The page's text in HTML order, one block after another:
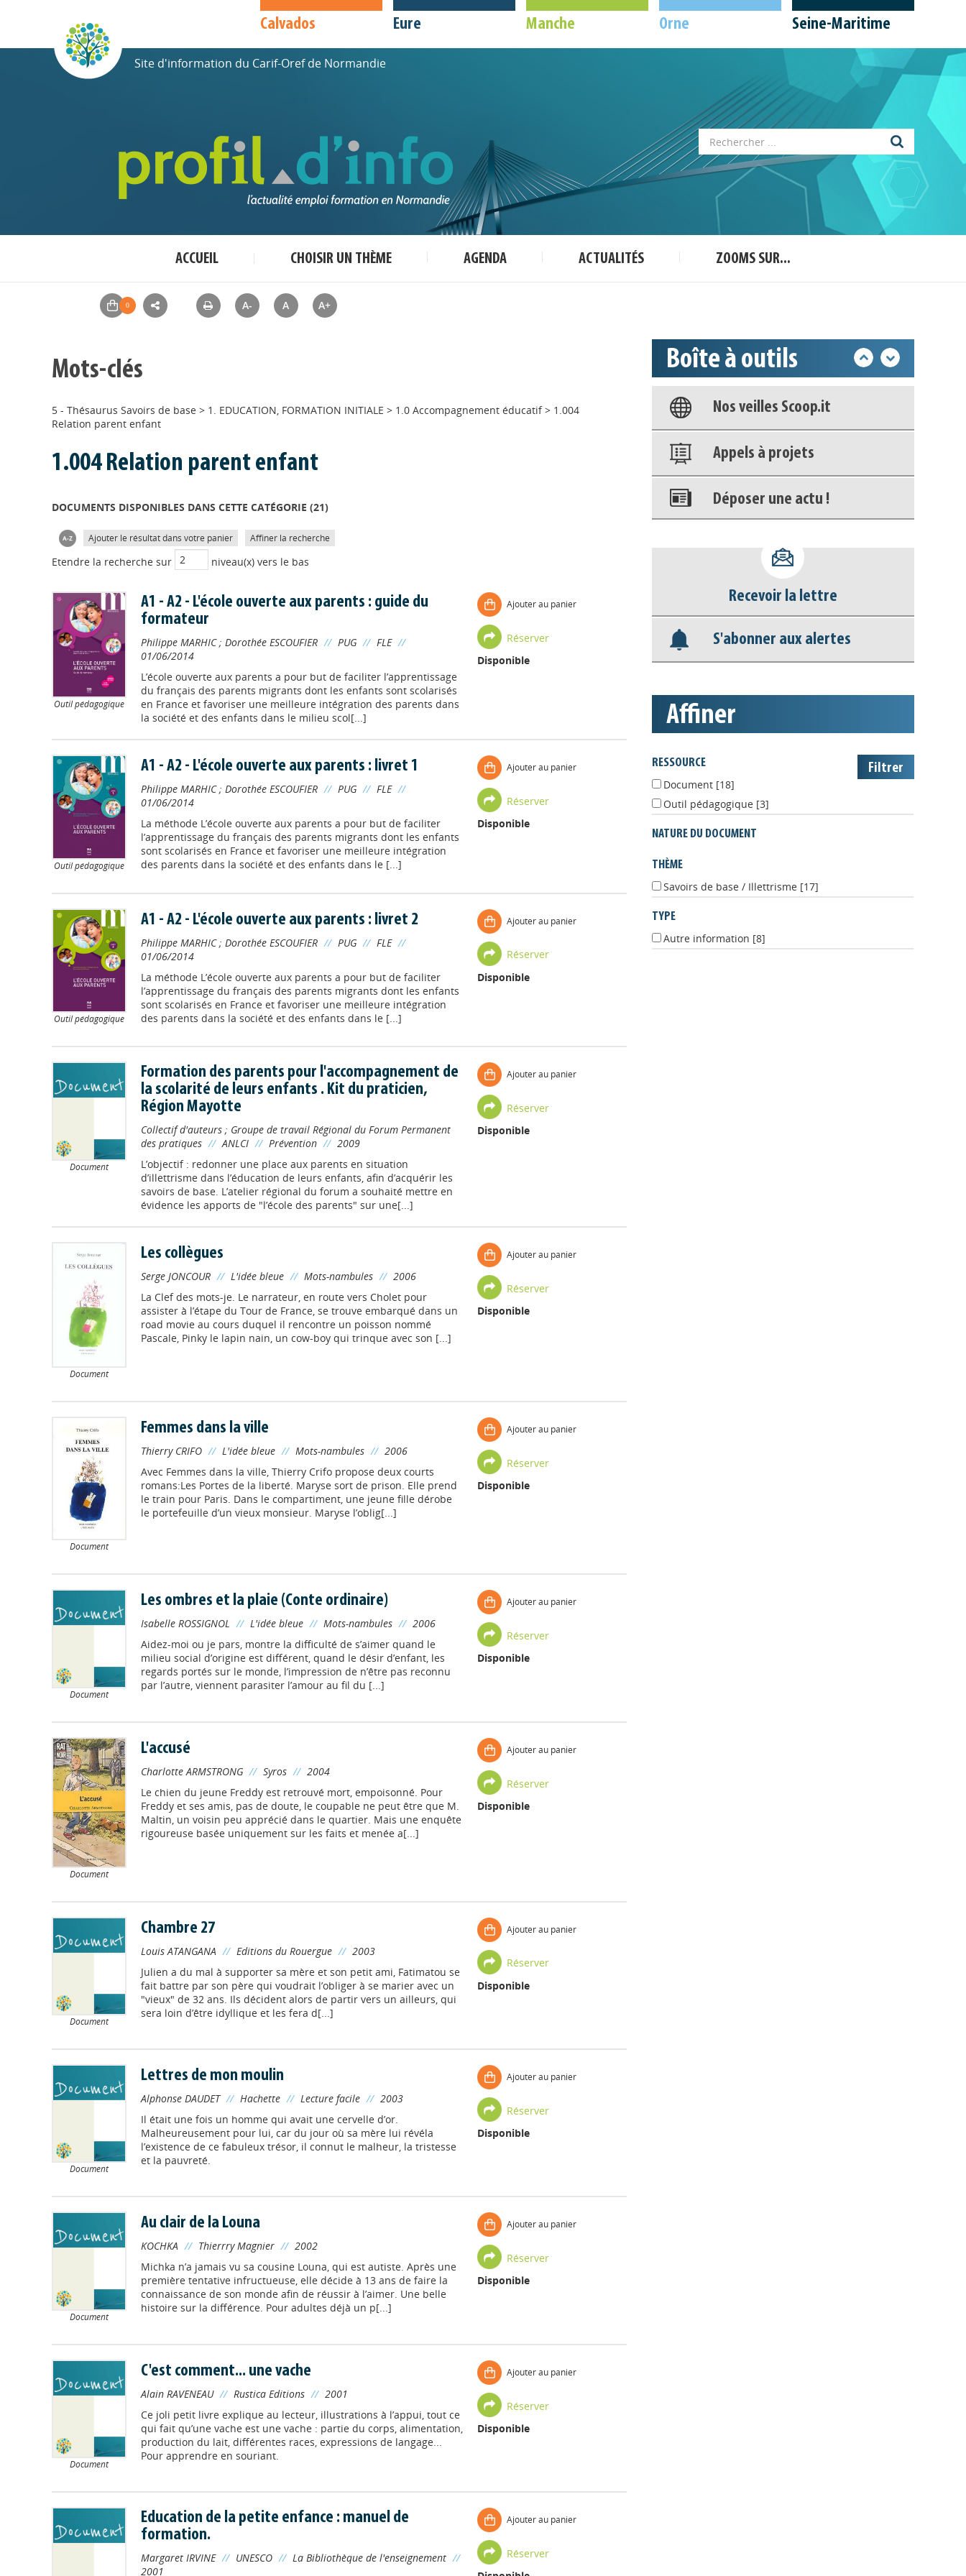
Calvados Eure Manche Orne Seine-Maritime
Site d'information du Carif-Oref de Normandie
ACCUEIL CHOISIR UN THÈME AGENDA ACTUALITÉS ZOOMS SUR...
A- A A+
Mots-clés
5 - Thésaurus Savoirs de base > 1. EDUCATION, FORMATION INITIALE > 1.0 Accompagnement éducatif> 1.004
Relation parent enfant
1.004 Relation parent enfant
DOCUMENTS DISPONIBLES DANS CETTE CATÉGORIE (21)
Ajouter le résultat dans votre panier Affiner la recherche
Etendre la recherche sur niveau(x) vers le bas
Outil pédagogique
A1 - A2 - L'école ouverte aux parents : guide du
formateur
Philippe MARHIC; Dorothée ESCOUFIER // PUG // FLE //
01/06/2014
L’école ouverte aux parents a pour but de faciliter l’apprentissage
du français des parents migrants dont les enfants sont scolarisés
en France et favoriser une meilleure intégration des parents dans
la société et des enfants dans le milieu scol[...]
Ajouter au panier
Réserver
Disponible
Outil pédagogique
A1 - A2 - L'école ouverte aux parents : livret 1
Philippe MARHIC; Dorothée ESCOUFIER // PUG // FLE //
01/06/2014
La méthode L’école ouverte aux parents a pour but de faciliter
l’apprentissage du français des parents migrants dont les enfants
sont scolarisés en France et favoriser une meilleure intégration
des parents dans la société et des enfants dans le [...]
Ajouter au panier
Réserver
Disponible
Outil pédagogique
A1 - A2 - L'école ouverte aux parents : livret 2
Philippe MARHIC; Dorothée ESCOUFIER // PUG // FLE //
01/06/2014
La méthode L’école ouverte aux parents a pour but de faciliter
l’apprentissage du français des parents migrants dont les enfants
sont scolarisés en France et favoriser une meilleure intégration
des parents dans la société et des enfants dans le [...]
Ajouter au panier
Réserver
Disponible
Document
Formation des parents pour l'accompagnement de
la scolarité de leurs enfants . Kit du praticien,
Région Mayotte
Collectif d'auteurs; Groupe de travail Régional du Forum Permanent
des pratiques // ANLCI // Prévention // 2009
L’objectif : redonner une place aux parents en situation
d’illettrisme dans l’éducation de leurs enfants, afin d’acquérir les
savoirs de base. L’atelier régional du forum a souhaité mettre en
évidence les apports de "l’école des parents" sur une[...]
Ajouter au panier
Réserver
Disponible
Document
Les collègues
Serge JONCOUR // L'idée bleue // Mots-nambules // 2006
La Clef des mots-je. Le narrateur, en route vers Cholet pour
assister à l’étape du Tour de France, se trouve embarqué dans un
road movie au cours duquel il rencontre un poisson nommé
Pascale, Pinky le lapin nain, un cow-boy qui trinque avec son [...]
Ajouter au panier
Réserver
Disponible
Document
Femmes dans la ville
Thierry CRIFO // L'idée bleue // Mots-nambules // 2006
Avec Femmes dans la ville, Thierry Crifo propose deux courts
romans:Les Portes de la liberté. Maryse sort de prison. Elle prend
le train pour Paris. Dans le compartiment, une jeune fille dérobe
le portefeuille d’un vieux monsieur. Maryse l’oblig[...]
Ajouter au panier
Réserver
Disponible
Document
Les ombres et la plaie (Conte ordinaire)
Isabelle ROSSIGNOL // L'idée bleue // Mots-nambules // 2006
Aidez-moi ou je pars, montre la difficulté de s’aimer quand le
milieu social d’origine est différent, quand le désir d’enfant, les
regards portés sur le monde, l’impression de n’être pas reconnu
par l’autre, viennent parasiter l’amour au fil du [...]
Ajouter au panier
Réserver
Disponible
Document
L'accusé
Charlotte ARMSTRONG // Syros // 2004
Le chien du jeune Freddy est retrouvé mort, empoisonné. Pour
Freddy et ses amis, pas de doute, le coupable ne peut être que M.
Maltin, un voisin peu apprécié dans le quartier. Mais une enquête
rigoureuse basée uniquement sur les faits et menée a[...]
Ajouter au panier
Réserver
Disponible
Document
Chambre 27
Louis ATANGANA // Editions du Rouergue // 2003
Julien a du mal à supporter sa mère et son petit ami, Fatimatou se
fait battre par son père qui voudrait l’obliger à se marier avec un
"vieux" de 32 ans. Ils décident alors de partir vers un ailleurs, qui
sera loin d’être idyllique et les fera d[...]
Ajouter au panier
Réserver
Disponible
Document
Lettres de mon moulin
Alphonse DAUDET // Hachette // Lecture facile // 2003
Il était une fois un homme qui avait une cervelle d’or.
Malheureusement pour lui, car du jour où sa mère lui révéla
l’existence de ce fabuleux trésor, il connut le malheur, la tristesse
et la pauvreté.
Ajouter au panier
Réserver
Disponible
Document
Au clair de la Louna
KOCHKA // Thierrry Magnier // 2002
Michka n’a jamais vu sa cousine Louna, qui est autiste. Après une
première tentative infructueuse, elle décide à 13 ans de faire la
connaissance de son monde afin de réussir à l’aimer. Une belle
histoire sur la différence. Pour adultes déjà un p[...]
Ajouter au panier
Réserver
Disponible
Document
C'est comment... une vache
Alain RAVENEAU // Rustica Editions // 2001
Ce joli petit livre explique au lecteur, illustrations à l’appui, tout ce
qui fait qu’une vache est une vache : partie du corps, alimentation,
production du lait, différentes races, expressions de langage...
Pour apprendre en souriant.
Ajouter au panier
Réserver
Disponible
Education de la petite enfance : manuel de
formation.
Margaret IRVINE // UNESCO // La Bibliothèque de l'enseignement //
2001
Ajouter au panier
Réserver
Boîte à outils
Appels à projets
Déposer une actu !
Nos veilles Scoop.it
Accéder à son compte - (Se
Base documentaire
Nos veilles Scoop.it
Appels à projets
affiner
RESSOURCE
Document
[18]
Outil pédagogique[3]
THÈME
Savoirs de base / Illettrisme[17]
TYPE
Autre information[8]